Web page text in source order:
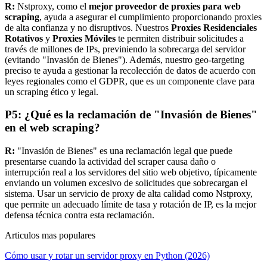
R: Nstproxy, como el mejor proveedor de proxies para web
scraping, ayuda a asegurar el cumplimiento proporcionando proxies
de alta confianza y no disruptivos. Nuestros Proxies Residenciales
Rotativos y Proxies Móviles te permiten distribuir solicitudes a
través de millones de IPs, previniendo la sobrecarga del servidor
(evitando "Invasión de Bienes"). Además, nuestro geo-targeting
preciso te ayuda a gestionar la recolección de datos de acuerdo con
leyes regionales como el GDPR, que es un componente clave para
un scraping ético y legal.
P5: ¿Qué es la reclamación de "Invasión de Bienes"
en el web scraping?
R: "Invasión de Bienes" es una reclamación legal que puede
presentarse cuando la actividad del scraper causa daño o
interrupción real a los servidores del sitio web objetivo, típicamente
enviando un volumen excesivo de solicitudes que sobrecargan el
sistema. Usar un servicio de proxy de alta calidad como Nstproxy,
que permite un adecuado límite de tasa y rotación de IP, es la mejor
defensa técnica contra esta reclamación.
Articulos mas populares
Cómo usar y rotar un servidor proxy en Python (2026)